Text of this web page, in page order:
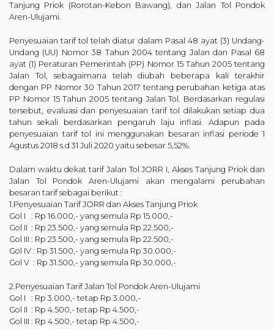
Tanjung Priok (Rorotan-Kebon Bawang), dan Jalan Tol Pondok
Aren-Ulujami.
Penyesuaian tarif tol telah diatur dalam Pasal 48 ayat (3) Undang-
Undang (UU) Nomor 38 Tahun 2004 tentang Jalan dan Pasal 68
ayat (1) Peraturan Pemerintah (PP) Nomor 15 Tahun 2005 tentang
Jalan Tol, sebagaimana telah diubah beberapa kali terakhir
dengan PP Nomor 30 Tahun 2017 tentang perubahan ketiga atas
PP Nomor 15 Tahun 2005 tentang Jalan Tol. Berdasarkan regulasi
tersebut, evaluasi dan penyesuaian tarif tol dilakukan setiap dua
tahun sekali berdasarkan pengaruh laju inflasi. Adapun pada
penyesuaian tarif tol ini menggunakan besaran inflasi periode 1
Agustus 2018 s.d 31 Juli 2020 yaitu sebesar 5,52%.
Dalam waktu dekat tarif Jalan Tol JORR I, Akses Tanjung Priok dan
Jalan Tol Pondok Aren-Ulujami akan mengalami perubahan
besaran tarif sebagai berikut :
1.Penyesuaian Tarif JORR dan Akses Tanjung Priok
Gol I : Rp 16.000,- yang semula Rp 15.000,-
Gol II : Rp 23.500,- yang semula Rp 22.500,-
Gol III : Rp 23.500,- yang semula Rp 22.500,-
Gol IV : Rp 31.500,- yang semula Rp 30.000,-
Gol V : Rp 31.500,- yang semula Rp 30.000,-
2.Penyesuaian Tarif Jalan Tol Pondok Aren-Ulujami
Gol I : Rp 3.000,- tetap Rp 3.000,-
Gol II : Rp 4.500,- tetap Rp 4.500,-
Gol III : Rp 4.500,- tetap Rp 4.500,-